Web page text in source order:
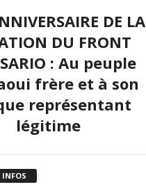
DE LA
DU FRONT
: Au peuple
frère et à son
représentant
légitime
INFOS